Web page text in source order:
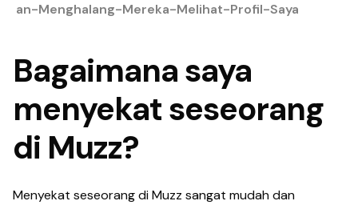
An-Menghalang-Mereka-Melihat-Profil-Saya
Bagaimana saya
menyekat seseorang
di Muzz?
Menyekat seseorang di Muzz sangat mudah dan